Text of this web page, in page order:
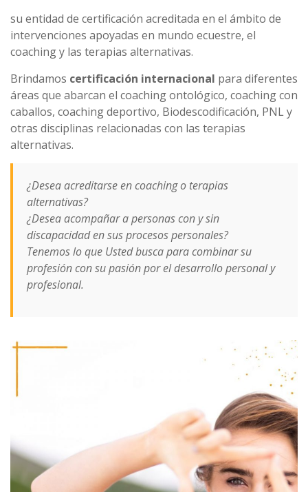
su entidad de certificación acreditada en el ámbito de
intervenciones apoyadas en mundo ecuestre, el
coaching y las terapias alternativas.
Brindamos certificación internacional para diferentes
áreas que abarcan el coaching ontológico, coaching con
caballos, coaching deportivo, Biodescodificación, PNL y
otras disciplinas relacionadas con las terapias
alternativas.
¿Desea acreditarse en coaching o terapias
alternativas?
¿Desea acompañar a personas con y sin
discapacidad en sus procesos personales?
Tenemos lo que Usted busca para combinar su
profesión con su pasión por el desarrollo personal y
profesional.